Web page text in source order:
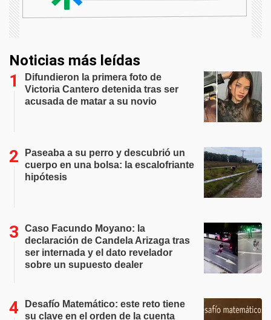
Noticias más leídas
Difundieron la primera foto de
Victoria Cantero detenida tras ser
acusada de matar a su novio
Paseaba a su perro y descubrió un
cuerpo en una bolsa: la escalofriante
hipótesis
Caso Facundo Moyano: la
declaración de Candela Arizaga tras
ser internada y el dato revelador
sobre un supuesto dealer
Desafío Matemático: este reto tiene
su clave en el orden de la cuenta